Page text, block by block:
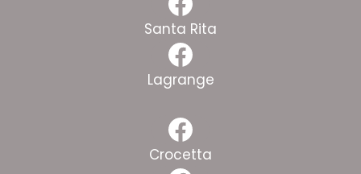
Facebook
Santa Rita
Facebook
Lagrange
Facebook
Crocetta